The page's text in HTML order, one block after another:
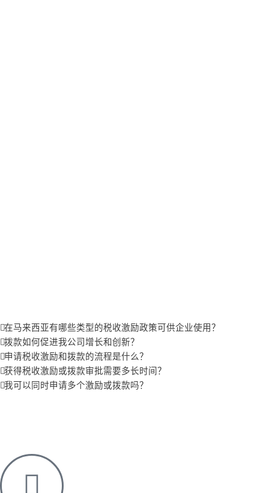
在马来西亚有哪些类型的税收激励政策可供企业使用？
拨款如何促进我公司增长和创新？
申请税收激励和拨款的流程是什么？
获得税收激励或拨款审批需要多长时间？
我可以同时申请多个激励或拨款吗？